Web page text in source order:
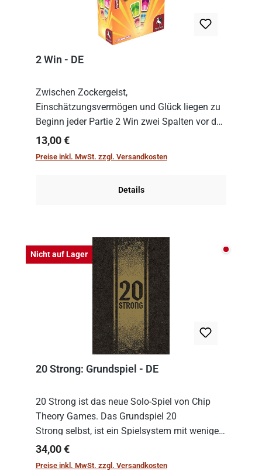
2 Win - DE
Zwischen Zockergeist,
Einschätzungsvermögen und Glück liegen zu
Beginn jeder Partie 2 Win zwei Spalten vor den
Spielenden aus, die es in die Höhe zu treiben
gilt. Doch das geht natürlich nur, solange man
Regulärer Preis:
13,00 €
Preise inkl. MwSt. zzgl. Versandkosten
Details
Nicht auf Lager Nicht
20 Strong: Grundspiel - DE
20 Strong ist das neue Solo-Spiel von Chip
Theory Games. Das Grundspiel 20
Strong selbst, ist ein Spielsystem mit wenigen,
einfachen Regeln. Um es zu spielen, muss es
immer mit einem Themenset ergänzt werden.
Regulärer Preis:
34,00 €
Preise inkl. MwSt. zzgl. Versandkosten